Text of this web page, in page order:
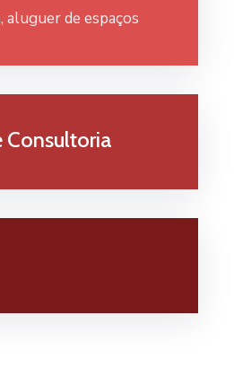
aluguer de espaços
Consultoria